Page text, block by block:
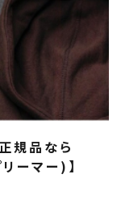
規品なら
ーマー)】